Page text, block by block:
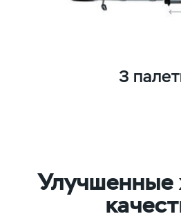
3
Улучшенные